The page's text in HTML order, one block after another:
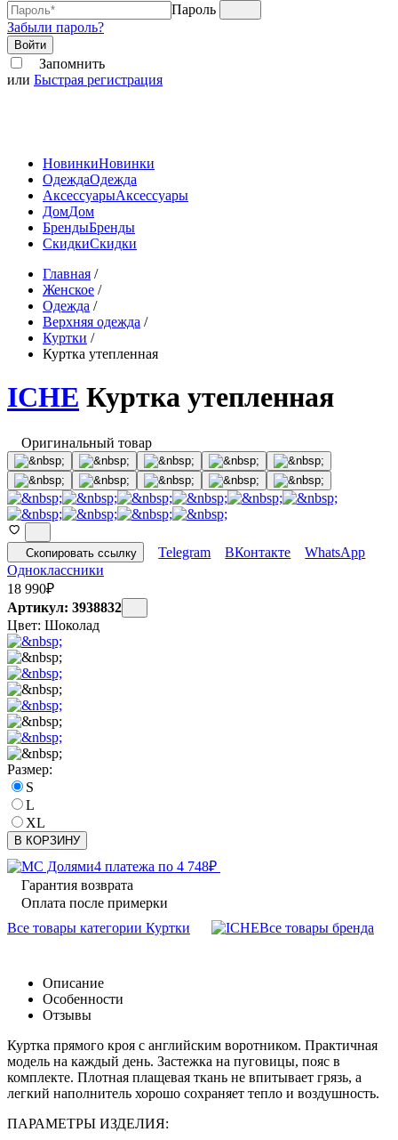
Пароль
Забыли пароль?
Войти
Запомнить
или Быстрая регистрация
НовинкиНовинки
ОдеждаОдежда
АксессуарыАксессуары
ДомДом
БрендыБренды
СкидкиСкидки
Главная /
Женское /
Одежда /
Верхняя одежда /
Куртки /
Куртка утепленная
ICHE Куртка утепленная
Оригинальный товар
Скопировать ссылку Telegram ВКонтакте
WhatsApp
Одноклассники
18 990₽
Артикул: 3938832
Цвет: Шоколад
Размер:
S
L
XL
В КОРЗИНУ
4 платежа по 4 748₽
Гарантия возврата
Оплата после примерки
Все товары категории Куртки
Все товары бренда
Описание
Особенности
Отзывы
Куртка прямого кроя с английским воротником. Практичная
модель на каждый день. Застежка на пуговицы, пояс в
комплекте. Плотная плащевая ткань не впитывает грязь, а
легкий наполнитель хорошо сохраняет тепло и воздушность.
ПАРАМЕТРЫ ИЗДЕЛИЯ: